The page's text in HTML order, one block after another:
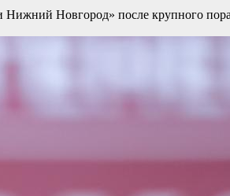
Нижний Новгород» после крупного